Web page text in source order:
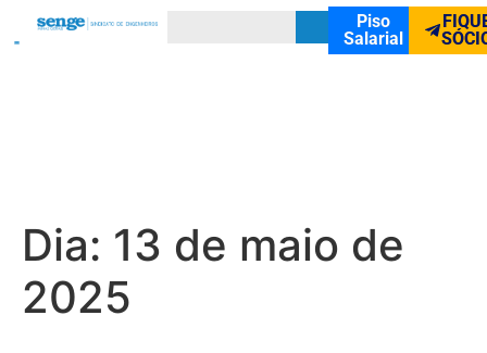
Piso
Salarial
Dia: 13 de maio de
2025